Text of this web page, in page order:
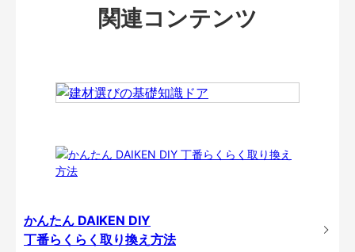
関連コンテンツ
かんたん DAIKEN DIY
丁番らくらく取り換え方法